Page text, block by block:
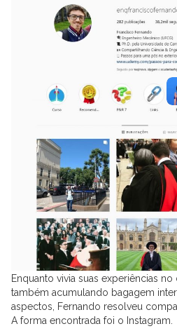
Enquanto vivia suas experiências
também acumulando bagagem
aspectos, Fernando resolveu
A forma encontrada foi o Instagram.